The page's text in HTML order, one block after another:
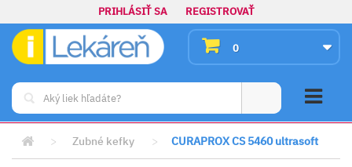
PRIHLÁSIŤ SA REGISTROVAŤ
0
> Zubné kefky > CURAPROX CS 5460 ultrasoft